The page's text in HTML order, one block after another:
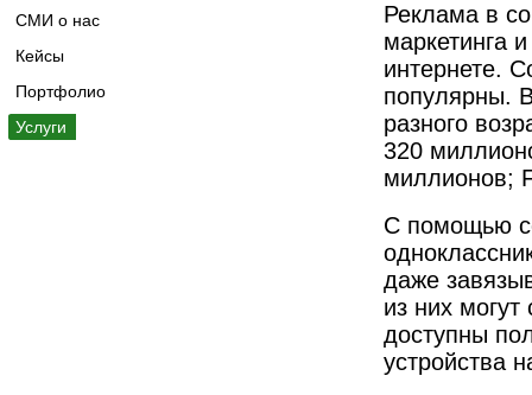
СМИ о нас
Кейсы
Портфолио
Услуги
Реклама в
маркетинга
интернете.
популярны.
разного
320
миллионов;
С помощью
даже
из них
доступны
устройства